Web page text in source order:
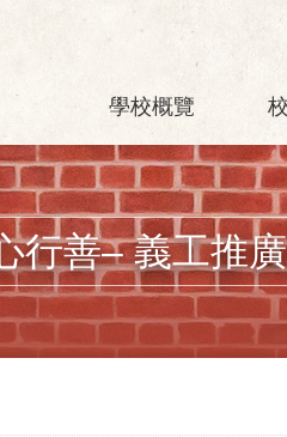
學校概覽
行善– 義工推